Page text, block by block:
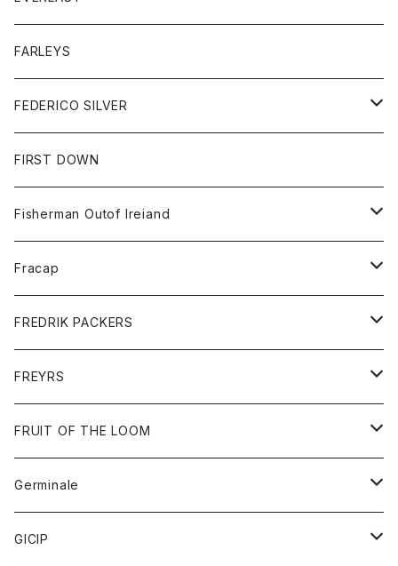
シャツ
セーター
ボトム
ショートパンツ
パンツ
レディース
コート
ジャケット
Tシャツ
ボトム
トップス
ジャケット
スエットシャツ
ボトム
スエットパンツ
グッズ
帽子
FARLEYS
FEDERICO SILVER
アクセサリー
FIRST DOWN
Fisherman Outof Ireiand
ニット
Fracap
グッズ
靴
FREDRIK PACKERS
アクセサリー
バッグ
FREYRS
サングラス
FRUIT OF THE LOOM
アウター
パーカー
グッズ
Germinale
靴
GICIP